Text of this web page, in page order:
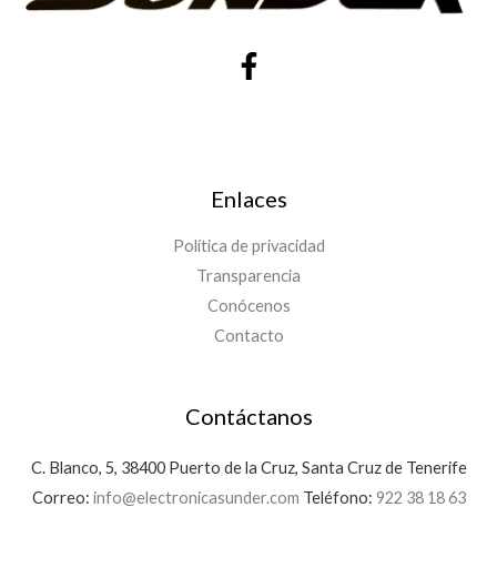
Enlaces
Política de privacidad
Transparencia
Conócenos
Contacto
Contáctanos
C. Blanco, 5, 38400 Puerto de la Cruz, Santa Cruz de Tenerife
Correo: info@electronicasunder.com Teléfono: 922 38 18 63